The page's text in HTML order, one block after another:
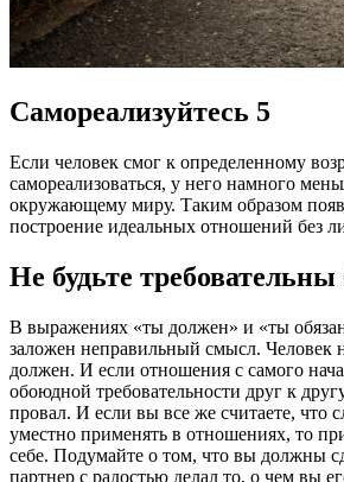
Самореализуйтесь 5
Если человек смог к определенному
самореализоваться, у него намного
окружающему миру. Таким образом
построение идеальных отношений без
Не будьте требовательны
В выражениях «ты должен» и «ты
заложен неправильный смысл. Человек
должен. И если отношения с самого
обоюдной требовательности друг к
провал. И если вы все же считаете, что
уместно применять в отношениях, то
себе. Подумайте о том, что вы должны
партнер с радостью делал то, о чем вы